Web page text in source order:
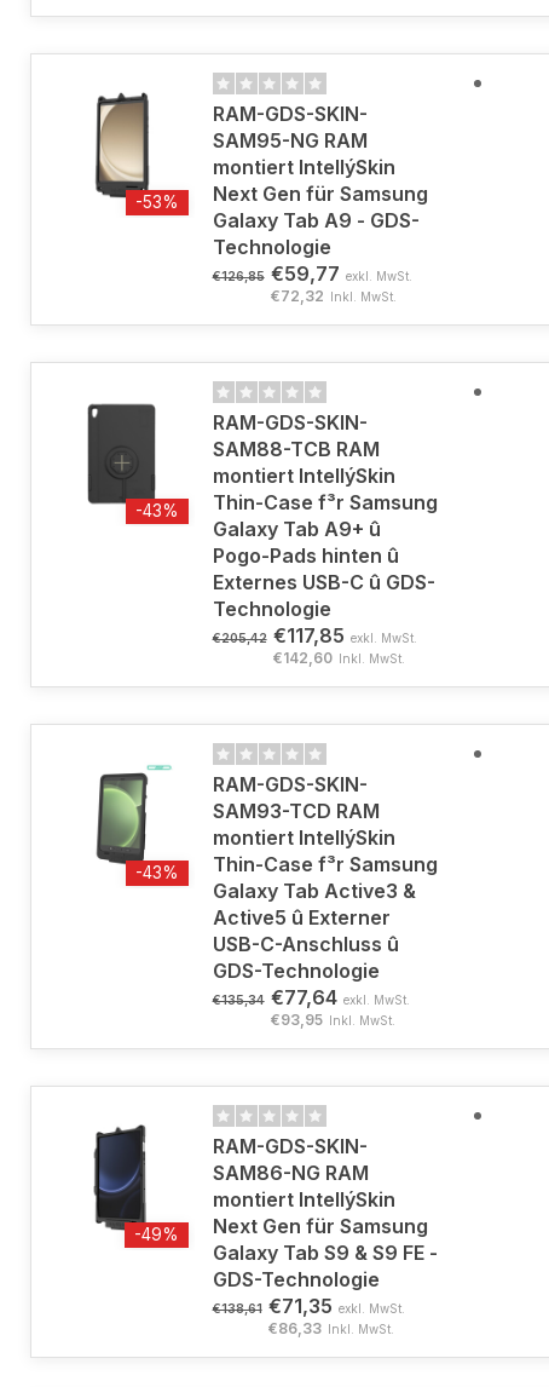
-53%
RAM-GDS-SKIN-
SAM95-NG RAM
montiert IntellýSkin
Next Gen für Samsung
Galaxy Tab A9 - GDS-
Technologie
€126,85 €59,77 exkl. MwSt.
€72,32 Inkl. MwSt.
-43%
RAM-GDS-SKIN-
SAM88-TCB RAM
montiert IntellýSkin
Thin-Case f³r Samsung
Galaxy Tab A9+ û
Pogo-Pads hinten û
Externes USB-C û GDS-
Technologie
€205,42 €117,85 exkl. MwSt.
€142,60 Inkl. MwSt.
-43%
RAM-GDS-SKIN-
SAM93-TCD RAM
montiert IntellýSkin
Thin-Case f³r Samsung
Galaxy Tab Active3 &
Active5 û Externer
USB-C-Anschluss û
GDS-Technologie
€135,34 €77,64 exkl. MwSt.
€93,95 Inkl. MwSt.
-49%
RAM-GDS-SKIN-
SAM86-NG RAM
montiert IntellýSkin
Next Gen für Samsung
Galaxy Tab S9 & S9 FE -
GDS-Technologie
€138,61 €71,35 exkl. MwSt.
€86,33 Inkl. MwSt.